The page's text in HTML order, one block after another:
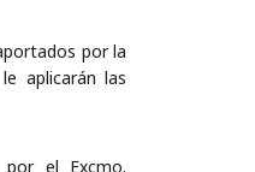
por la
aplicarán las
el Excmo.